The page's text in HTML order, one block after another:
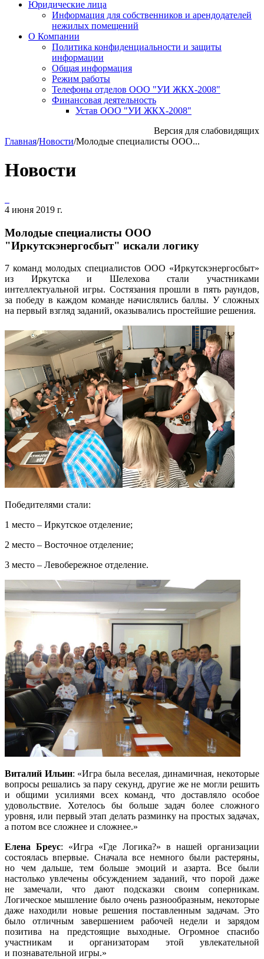
Юридические лица
Информация для собственников и арендодателей
нежилых помещений
О Компании
Политика конфиденциальности и защиты
информации
Общая информация
Режим работы
Телефоны отделов ООО "УИ ЖКХ-2008"
Финансовая деятельность
Устав ООО "УИ ЖКХ-2008"
Версия для слабовидящих
Главная/Новости/Молодые специалисты ООО...
Новости
4 июня 2019 г.
Молодые специалисты ООО
"Иркутскэнергосбыт" искали логику
7 команд молодых специалистов ООО «Иркутскэнергосбыт»
из Иркутска и Шелехова стали участниками
интеллектуальной игры. Состязания прошли в пять раундов,
за победу в каждом команде начислялись баллы. У сложных
на первый взгляд заданий, оказывались простейшие решения.
Победителями стали:
1 место – Иркутское отделение;
2 место – Восточное отделение;
3 место – Левобережное отделение.
Виталий Ильин: «Игра была веселая, динамичная, некоторые
вопросы решались за пару секунд, другие же не могли решить
и общими усилиями всех команд, что доставляло особое
удовольствие. Хотелось бы больше задач более сложного
уровня, или первый этап делать разминку на простых задачах,
а потом все сложнее и сложнее.»
Елена Бреус: «Игра «Где Логика?» в нашей организации
состоялась впервые. Сначала все немного были растеряны,
но чем дальше, тем больше эмоций и азарта. Все были
настолько увлечены обсуждением заданий, что порой даже
не замечали, что дают подсказки своим соперникам.
Логическое мышление было очень разнообразным, некоторые
даже находили новые решения поставленным задачам. Это
было отличным завершением рабочей недели и зарядом
позитива на предстоящие выходные. Огромное спасибо
участникам и организаторам этой увлекательной
и познавательной игры.»